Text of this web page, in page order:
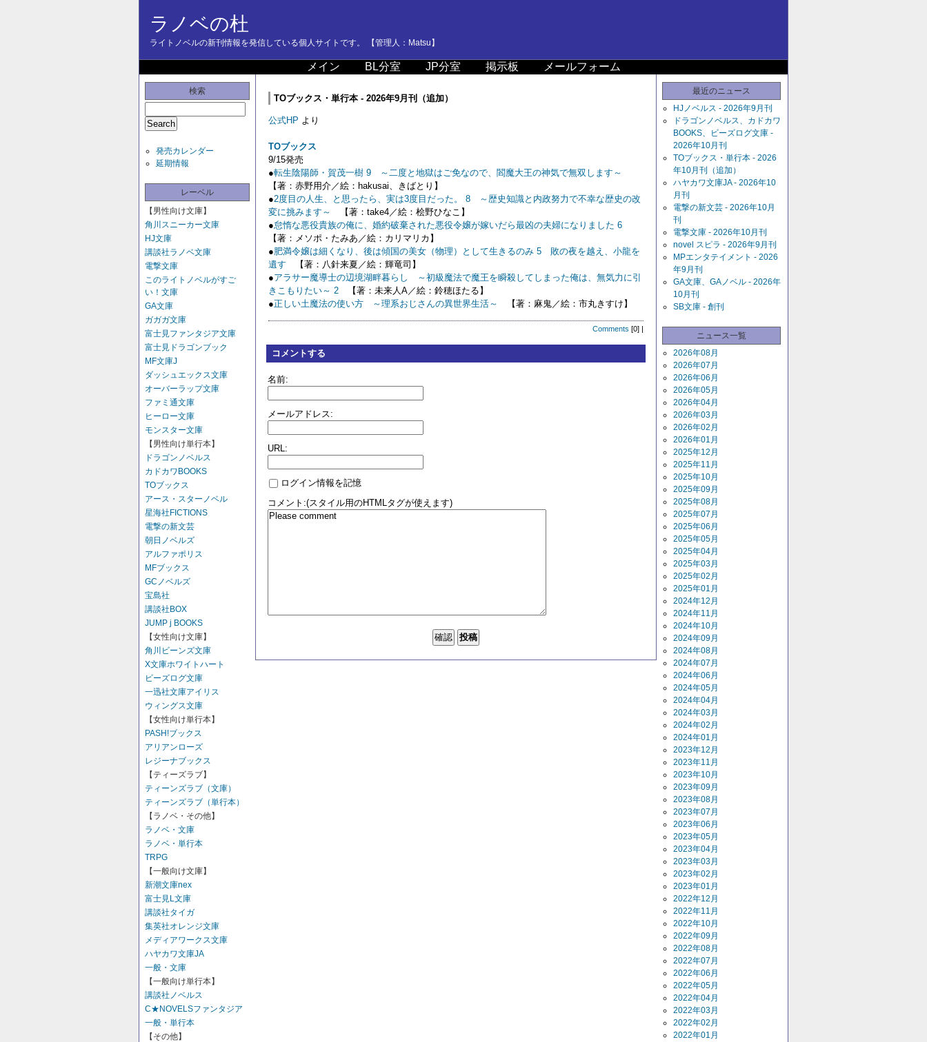
ラノベの杜
ライトノベルの新刊情報を発信している個人サイトです。 【管理人：Matsu】
メイン BL分室 JP分室 掲示板 メールフォーム
検索
発売カレンダー
延期情報
レーベル
【男性向け文庫】
角川スニーカー文庫
HJ文庫
講談社ラノベ文庫
電撃文庫
このライトノベルがすご
い！文庫
GA文庫
ガガガ文庫
富士見ファンタジア文庫
富士見ドラゴンブック
MF文庫J
ダッシュエックス文庫
オーバーラップ文庫
ファミ通文庫
ヒーロー文庫
モンスター文庫
【男性向け単行本】
ドラゴンノベルス
カドカワBOOKS
TOブックス
アース・スターノベル
星海社FICTIONS
電撃の新文芸
朝日ノベルズ
アルファポリス
MFブックス
GCノベルズ
宝島社
講談社BOX
JUMP j BOOKS
【女性向け文庫】
角川ビーンズ文庫
X文庫ホワイトハート
ビーズログ文庫
一迅社文庫アイリス
ウィングス文庫
【女性向け単行本】
PASH!ブックス
アリアンローズ
レジーナブックス
【ティーズラブ】
ティーンズラブ（文庫）
ティーンズラブ（単行本）
【ラノベ・その他】
ラノベ・文庫
ラノベ・単行本
TRPG
【一般向け文庫】
新潮文庫nex
富士見L文庫
講談社タイガ
集英社オレンジ文庫
メディアワークス文庫
ハヤカワ文庫JA
一般・文庫
【一般向け単行本】
講談社ノベルス
C★NOVELSファンタジア
一般・単行本
【その他】
TOブックス・単行本 - 2026年9月刊（追加）
公式HP より
TOブックス
9/15発売
●転生陰陽師・賀茂一樹 9 ～二度と地獄はご免なので、閻魔大王の神気で無双します～
【著：赤野用介／絵：hakusai、きばとり】
●2度目の人生、と思ったら、実は3度目だった。 8 ～歴史知識と内政努力で不幸な歴史の改
変に挑みます～
【著：take4／絵：桧野ひなこ】
●怠惰な悪役貴族の俺に、婚約破棄された悪役令嬢が嫁いだら最凶の夫婦になりました 6
【著：メソポ・たみあ／絵：カリマリカ】
●肥満令嬢は細くなり、後は傾国の美女（物理）として生きるのみ 5 敗の夜を越え、小龍を
遺す 【著：八針来夏／絵：輝竜司】
●アラサー魔導士の辺境湖畔暮らし ～初級魔法で魔王を瞬殺してしまった俺は、無気力に引
きこもりたい～ 2 【著：未来人A／絵：鈴穂ほたる】
●正しい土魔法の使い方 ～理系おじさんの異世界生活～ 【著：麻鬼／絵：市丸きすけ】
Comments [0] |
コメントする
名前:
メールアドレス:
URL:
ログイン情報を記憶
コメント:(スタイル用のHTMLタグが使えます)
最近のニュース
HJノベルス - 2026年9月刊
ドラゴンノベルス、カドカワ
BOOKS、ビーズログ文庫 -
2026年10月刊
TOブックス・単行本 - 2026
年10月刊（追加）
ハヤカワ文庫JA - 2026年10
月刊
電撃の新文芸 - 2026年10月
刊
電撃文庫 - 2026年10月刊
novel スピラ - 2026年9月刊
MPエンタテイメント - 2026
年9月刊
GA文庫、GAノベル - 2026年
10月刊
SB文庫 - 創刊
ニュース一覧
2026年08月
2026年07月
2026年06月
2026年05月
2026年04月
2026年03月
2026年02月
2026年01月
2025年12月
2025年11月
2025年10月
2025年09月
2025年08月
2025年07月
2025年06月
2025年05月
2025年04月
2025年03月
2025年02月
2025年01月
2024年12月
2024年11月
2024年10月
2024年09月
2024年08月
2024年07月
2024年06月
2024年05月
2024年04月
2024年03月
2024年02月
2024年01月
2023年12月
2023年11月
2023年10月
2023年09月
2023年08月
2023年07月
2023年06月
2023年05月
2023年04月
2023年03月
2023年02月
2023年01月
2022年12月
2022年11月
2022年10月
2022年09月
2022年08月
2022年07月
2022年06月
2022年05月
2022年04月
2022年03月
2022年02月
2022年01月